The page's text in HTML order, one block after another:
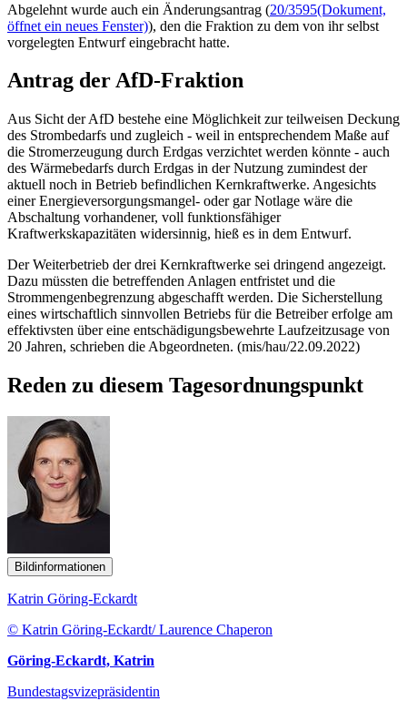
Abgelehnt wurde auch ein Änderungsantrag (20/3595(Dokument,
öffnet ein neues Fenster)), den die Fraktion zu dem von ihr selbst
vorgelegten Entwurf eingebracht hatte.
Antrag der AfD-Fraktion
Aus Sicht der AfD bestehe eine Möglichkeit zur teilweisen Deckung
des Strombedarfs und zugleich - weil in entsprechendem Maße auf
die Stromerzeugung durch Erdgas verzichtet werden könnte - auch
des Wärmebedarfs durch Erdgas in der Nutzung zumindest der
aktuell noch in Betrieb befindlichen Kernkraftwerke. Angesichts
einer Energieversorgungsmangel- oder gar Notlage wäre die
Abschaltung vorhandener, voll funktionsfähiger
Kraftwerkskapazitäten widersinnig, hieß es in dem Entwurf.
Der Weiterbetrieb der drei Kernkraftwerke sei dringend angezeigt.
Dazu müssten die betreffenden Anlagen entfristet und die
Strommengenbegrenzung abgeschafft werden. Die Sicherstellung
eines wirtschaftlich sinnvollen Betriebs für die Betreiber erfolge am
effektivsten über eine entschädigungsbewehrte Laufzeitzusage von
20 Jahren, schrieben die Abgeordneten. (mis/hau/22.09.2022)
Reden zu diesem Tagesordnungspunkt
Bildinformationen
Katrin Göring-Eckardt
© Katrin Göring-Eckardt/ Laurence Chaperon
Göring-Eckardt, Katrin
Bundestagsvizepräsidentin